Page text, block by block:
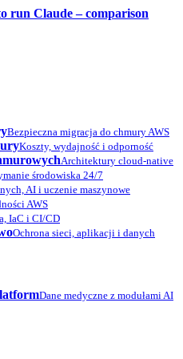
run Claude – comparison
Bezpieczna migracja do chmury AWS
Koszty, wydajność i odporność
Architektury cloud-native
środowiska 24/7
AI i uczenie maszynowe
AWS
IaC i CI/CD
Ochrona sieci, aplikacji i danych
Dane medyczne z modułami AI